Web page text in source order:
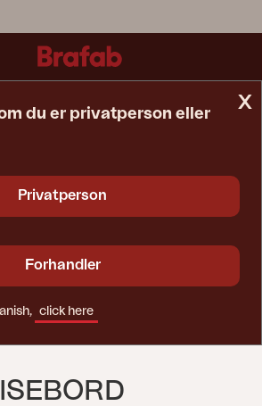
x
du er privatperson eller
Privatperson
Forhandler
click here